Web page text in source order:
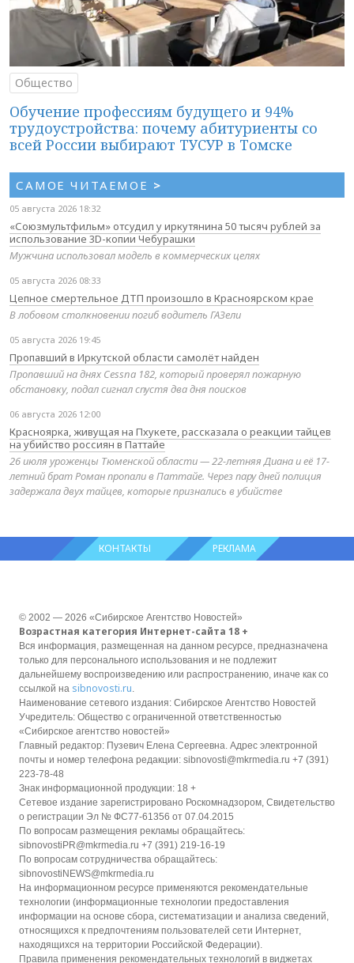
Общество
Обучение профессиям будущего и 94%
трудоустройства: почему абитуриенты со
всей России выбирают ТУСУР в Томске
САМОЕ ЧИТАЕМОЕ >
05 августа 2026 18:32
«Союзмультфильм» отсудил у иркутянина 50 тысяч рублей за
использование 3D-копии Чебурашки
Мужчина использовал модель в коммерческих целях
05 августа 2026 08:33
Цепное смертельное ДТП произошло в Красноярском крае
В лобовом столкновении погиб водитель ГАЗели
05 августа 2026 19:45
Пропавший в Иркутской области самолёт найден
Пропавший на днях Cessna 182, который проверял пожарную
обстановку, подал сигнал спустя два дня поисков
06 августа 2026 12:00
Красноярка, живущая на Пхукете, рассказала о реакции тайцев
на убийство россиян в Паттайе
26 июля уроженцы Тюменской области — 22-летняя Диана и её 17-
летний брат Роман пропали в Паттайе. Через пару дней полиция
задержала двух тайцев, которые признались в убийстве
КОНТАКТЫ РЕКЛАМА
© 2002 — 2026 «Сибирское Агентство Новостей»
Возрастная категория Интернет-сайта 18 +
Вся информация, размещенная на данном ресурсе, предназначена
только для персонального использования и не подлежит
дальнейшему воспроизведению или распространению, иначе как со
ссылкой на sibnovosti.ru.
Наименование сетевого издания: Сибирское Агентство Новостей
Учредитель: Общество с ограниченной ответственностью
«Сибирское агентство новостей»
Главный редактор: Пузевич Елена Сергеевна. Адрес электронной
почты и номер телефона редакции: sibnovosti@mkrmedia.ru +7 (391)
223-78-48
Знак информационной продукции: 18 +
Сетевое издание зарегистрировано Роскомнадзором, Свидетельство
о регистрации Эл № ФС77-61356 от 07.04.2015
По вопросам размещения рекламы обращайтесь:
sibnovostiPR@mkrmedia.ru +7 (391) 219-16-19
По вопросам сотрудничества обращайтесь:
sibnovostiNEWS@mkrmedia.ru
На информационном ресурсе применяются рекомендательные
технологии (информационные технологии предоставления
информации на основе сбора, систематизации и анализа сведений,
относящихся к предпочтениям пользователей сети Интернет,
находящихся на территории Российской Федерации).
Правила применения рекомендательных технологий в виджетах